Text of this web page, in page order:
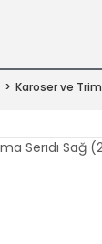
Karoser ve Trim